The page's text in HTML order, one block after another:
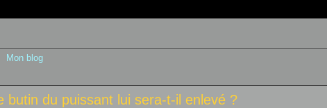
Mon blog
butin du puissant lui sera-t-il enlevé ?